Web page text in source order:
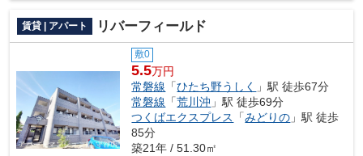
賃貸 | アパート リバーフィールド
敷0
5.5万円
常磐線 「ひたち野うしく
」駅 徒歩67分
常磐線 「荒川沖 」駅 徒歩69分
つくばエクスプレス
「みどりの 」駅 徒歩
85分
築21年 / 51.30㎡